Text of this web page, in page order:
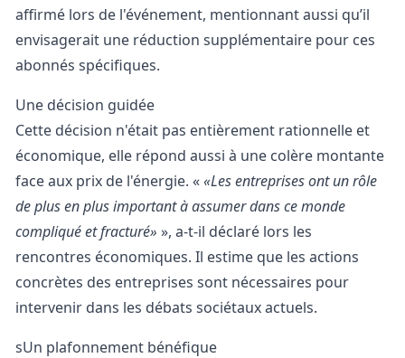
affirmé lors de l'événement, mentionnant aussi qu’il
envisagerait une réduction supplémentaire pour ces
abonnés spécifiques.
Une décision guidée
Cette décision n'était pas entièrement rationnelle et
économique, elle répond aussi à une colère montante
face aux prix de l'énergie. « Les entreprises ont un rôle
de plus en plus important à assumer dans ce monde
compliqué et fracturé », a-t-il déclaré lors les
rencontres économiques. Il estime que les actions
concrètes des entreprises sont nécessaires pour
intervenir dans les débats sociétaux actuels.
sUn plafonnement bénéfique